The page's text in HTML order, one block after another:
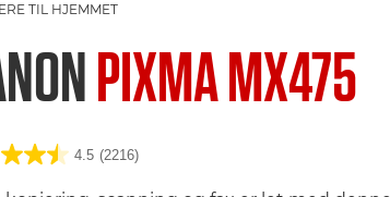
TIL HJEMMET
PIXMA MX475
4.5 (2216)